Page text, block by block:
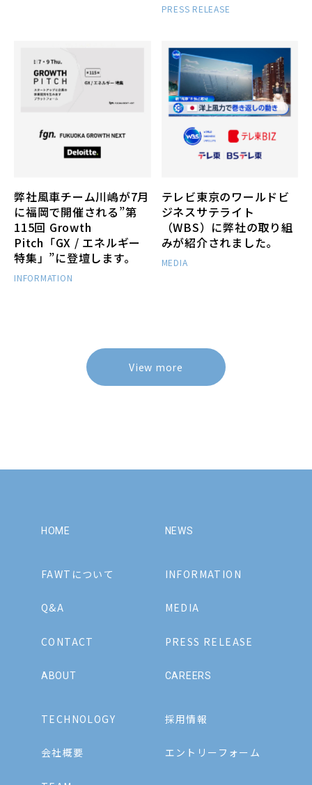
PRESS RELEASE
弊社風車チーム川嶋が7月
に福岡で開催される”第
115回 Growth
Pitch「GX / エネルギー
特集」”に登壇します。
INFORMATION
テレビ東京のワールドビ
ジネスサテライト
（WBS）に弊社の取り組
みが紹介されました。
MEDIA
View more
HOME
FAWTについて
Q&A
CONTACT
NEWS
INFORMATION
MEDIA
PRESS RELEASE
ABOUT
TECHNOLOGY
会社概要
CAREERS
採用情報
エントリーフォーム